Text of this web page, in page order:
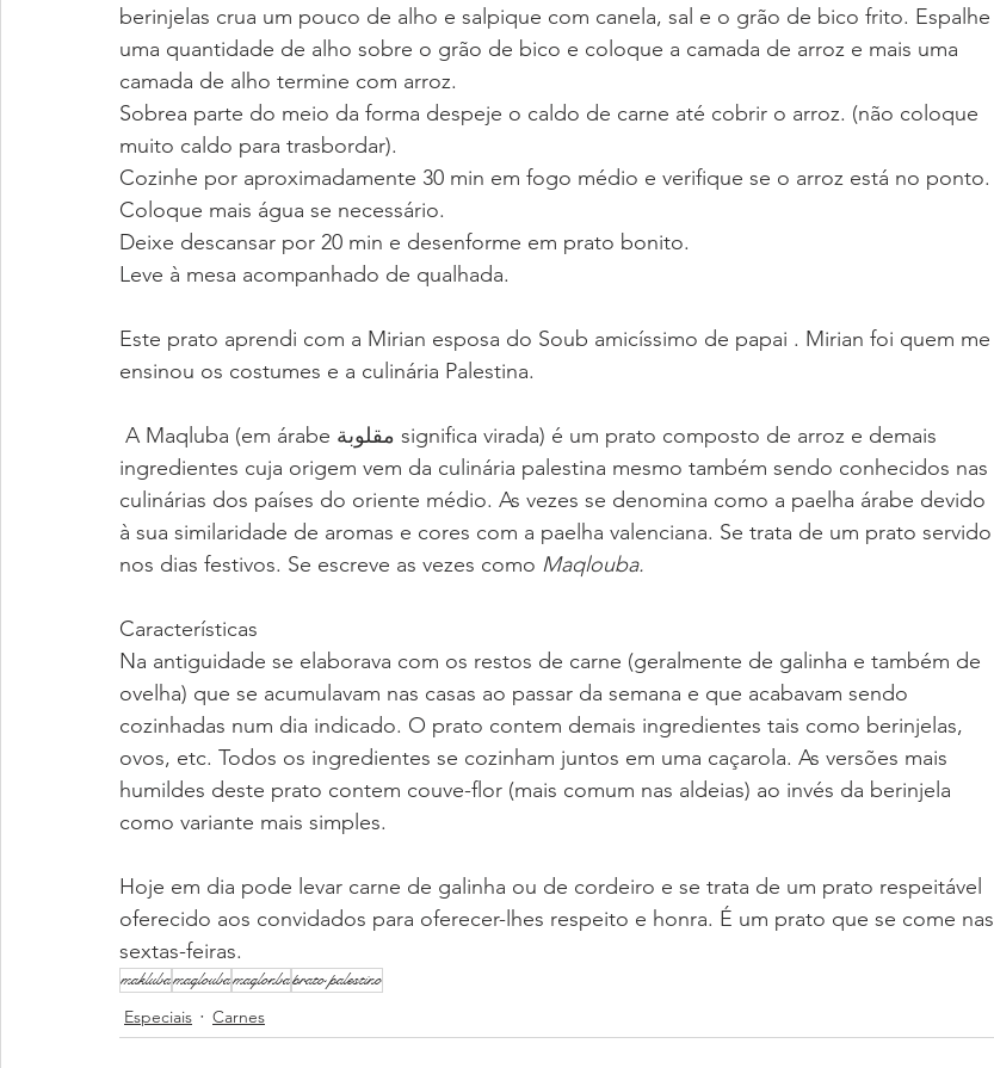
berinjelas crua um pouco de alho e salpique com canela, sal e o grão de bico frito. Espalhe
uma quantidade de alho sobre o grão de bico e coloque a camada de arroz e mais uma
camada de alho termine com arroz.
Sobrea parte do meio da forma despeje o caldo de carne até cobrir o arroz. (não coloque
muito caldo para trasbordar).
Cozinhe por aproximadamente 30 min em fogo médio e verifique se o arroz está no ponto.
Coloque mais água se necessário.
Deixe descansar por 20 min e desenforme em prato bonito.
Leve à mesa acompanhado de qualhada.
Este prato aprendi com a Mirian esposa do Soub amicíssimo de papai . Mirian foi quem me
ensinou os costumes e a culinária Palestina.
ingredientes cuja origem vem da culinária palestina mesmo também sendo conhecidos nas
culinárias dos países do oriente médio. As vezes se denomina como a paelha árabe devido
à sua similaridade de aromas e cores com a paelha valenciana. Se trata de um prato servido
nos dias festivos. Se escreve as vezes como Maqlouba.
Características
Na antiguidade se elaborava com os restos de carne (geralmente de galinha e também de
ovelha) que se acumulavam nas casas ao passar da semana e que acabavam sendo
cozinhadas num dia indicado. O prato contem demais ingredientes tais como berinjelas,
ovos, etc. Todos os ingredientes se cozinham juntos em uma caçarola. As versões mais
humildes deste prato contem couve-flor (mais comum nas aldeias) ao invés da berinjela
como variante mais simples.
Hoje em dia pode levar carne de galinha ou de cordeiro e se trata de um prato respeitável
oferecido aos convidados para oferecer-lhes respeito e honra. É um prato que se come nas
sextas-feiras.
maklubamaqloubamaqlonbaprato palestino
Especiais
Carnes